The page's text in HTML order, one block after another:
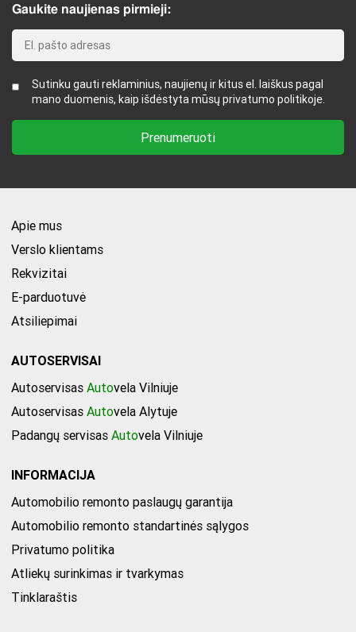
Gaukite naujienas pirmieji:
Sutinku gauti reklaminius, naujienų ir kitus el. laiškus pagal
mano duomenis, kaip išdėstyta mūsų privatumo politikoje.
Apie mus
Verslo klientams
Rekvizitai
E-parduotuvė
Atsiliepimai
AUTOSERVISAI
Autoservisas Autovela Vilniuje
Autoservisas Autovela Alytuje
Padangų servisas Autovela Vilniuje
INFORMACIJA
Automobilio remonto paslaugų garantija
Automobilio remonto standartinės sąlygos
Privatumo politika
Atliekų surinkimas ir tvarkymas
Tinklaraštis